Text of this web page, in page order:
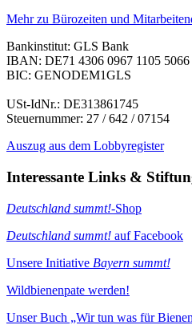
Mehr zu Bürozeiten und
Bankinstitut: GLS Bank
IBAN: DE71 4306 0967 1105 5066
BIC: GENODEM1GLS
USt-IdNr.: DE313861745
Steuernummer: 27 / 642 / 07154
Auszug aus dem Lobbyregister
Interessante Links &
Deutschland summt!-Shop
Deutschland summt! auf Facebook
Unsere Initiative Bayern summt!
Wildbienenpate werden!
Unser Buch „Wir tun was für